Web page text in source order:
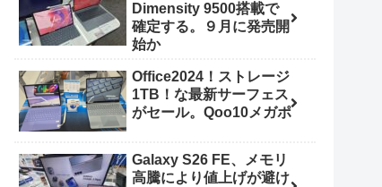
Dimensity 9500搭載で
確定する。９月に発売開
始か
Office2024！ストレージ
1TB！な最新サーフェス
がセール。Qoo10メガポ
Galaxy S26 FE、メモリ
高騰により値上げが避け